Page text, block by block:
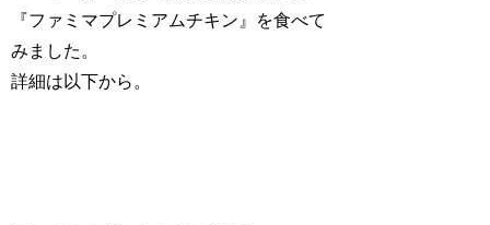
『ファミマプレミアムチキン』を食べて
みました。
詳細は以下から。